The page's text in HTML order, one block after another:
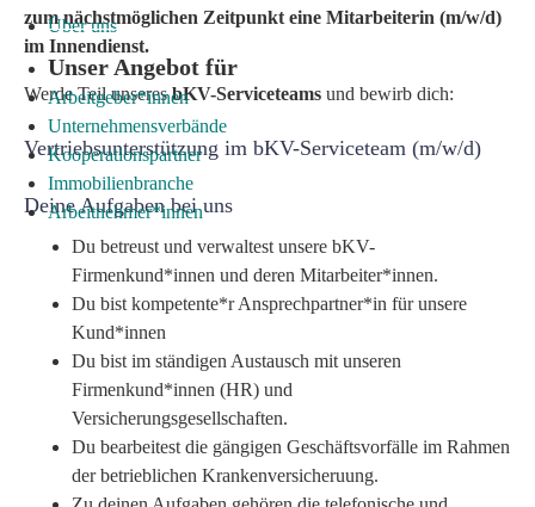
Über uns
Unser Angebot für
Arbeitgeber*innen
Unternehmensverbände
Kooperationspartner
Immobilienbranche
Arbeitnehmer*innen
zum nächstmöglichen Zeitpunkt eine Mitarbeiterin (m/w/d)
im Innendienst.
Werde Teil unseresbKV-Serviceteams und bewirb dich:
Vertriebsunterstützung im bKV-Serviceteam (m/w/d)
Deine Aufgaben bei uns
Du betreust und verwaltest unsere bKV-
Firmenkund*innen und deren Mitarbeiter*innen.
Du bist kompetente*r Ansprechpartner*in für unsere
Kund*innen
Du bist im ständigen Austausch mit unseren
Firmenkund*innen (HR) und
Versicherungsgesellschaften.
Du bearbeitest die gängigen Geschäftsvorfälle im Rahmen
der betrieblichen Krankenversicheruung.